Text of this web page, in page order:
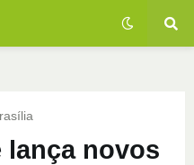
lança novos